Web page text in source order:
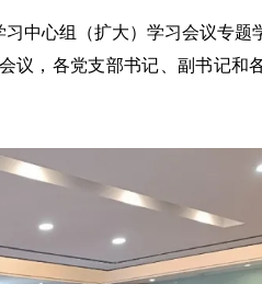
中心组（扩大）学习会议专题
议，各党支部书记、副书记和